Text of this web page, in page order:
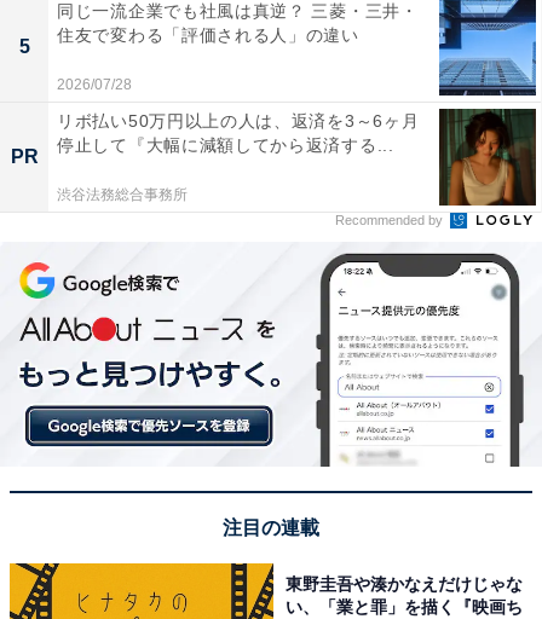
Twitter社はシャドウバンを否定
Twitter社は「シャドウバンを過去に行ったことはない」
●Twitterではシャドウバンを行っていますか？
率直に申し上げると、Twitterではシャドウバンを行
っておらず、過去に行ったこともありません。ただ
しTwitterでは、利用者の皆様がより快適に利用でき
る環境を構築するため、ツイートのランク付けを行
トのツイートは常に表示されます。
5
同じ一流企業でも社風は真逆？ 三菱・三井・
住友で変わる「評価される人」の違い
2026/07/28
PR
リボ払い50万円以上の人は、返済を3～6ヶ月
停止して『大幅に減額してから返済する...
渋谷法務総合事務所
Recommended by
注目の連載
東野圭吾や湊かなえだけじゃな
い、「業と罪」を描く『映画ち